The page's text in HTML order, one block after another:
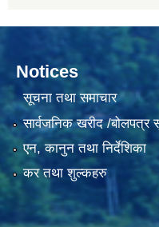
Notices
सूचना तथा समाचार
सार्वजनिक खरीद /बोलपत्र
एन, कानुन तथा निर्देशिका
कर तथा शुल्कहरु